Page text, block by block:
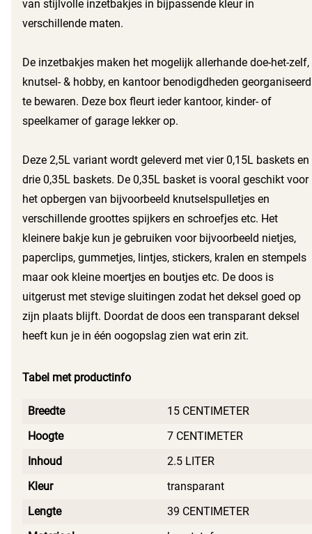
van stijlvolle inzetbakjes in bijpassende kleur in
verschillende maten.
De inzetbakjes maken het mogelijk allerhande doe-het-zelf,
knutsel- & hobby, en kantoor benodigdheden georganiseerd
te bewaren. Deze box fleurt ieder kantoor, kinder- of
speelkamer of garage lekker op.
Deze 2,5L variant wordt geleverd met vier 0,15L baskets en
drie 0,35L baskets. De 0,35L basket is vooral geschikt voor
het opbergen van bijvoorbeeld knutselspulletjes en
verschillende groottes spijkers en schroefjes etc. Het
kleinere bakje kun je gebruiken voor bijvoorbeeld nietjes,
paperclips, gummetjes, lintjes, stickers, kralen en stempels
maar ook kleine moertjes en boutjes etc. De doos is
uitgerust met stevige sluitingen zodat het deksel goed op
zijn plaats blijft. Doordat de doos een transparant deksel
heeft kun je in één oogopslag zien wat erin zit.
Tabel met productinfo
Breedte
15 CENTIMETER
Hoogte
7 CENTIMETER
Inhoud
2.5 LITER
Kleur
transparant
Lengte
39 CENTIMETER